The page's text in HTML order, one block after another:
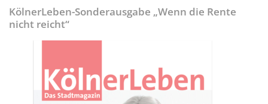
KölnerLeben-Sonderausgabe „Wenn die Rente
nicht reicht“